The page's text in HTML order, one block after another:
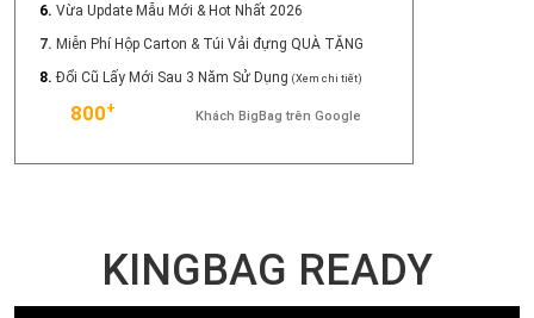
6. Vừa Update Mẫu Mới & Hot Nhất 2026
7. Miễn Phí Hộp Carton & Túi Vải đựng QUÀ TẶNG
8. Đổi Cũ Lấy Mới Sau 3 Năm Sử Dụng (Xem chi tiết)
800+ Khách BigBag trên Google
KINGBAG READY